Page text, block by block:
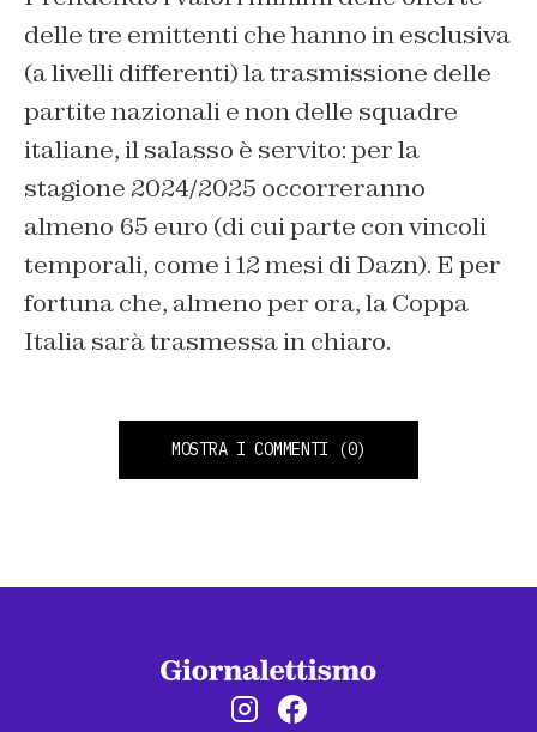
delle tre emittenti che hanno in esclusiva
(a livelli differenti) la trasmissione delle
partite nazionali e non delle squadre
italiane, il salasso è servito: per la
stagione 2024/2025 occorreranno
almeno 65 euro (di cui parte con vincoli
temporali, come i 12 mesi di Dazn). E per
fortuna che, almeno per ora, la Coppa
Italia sarà trasmessa in chiaro.
MOSTRA I COMMENTI (0)